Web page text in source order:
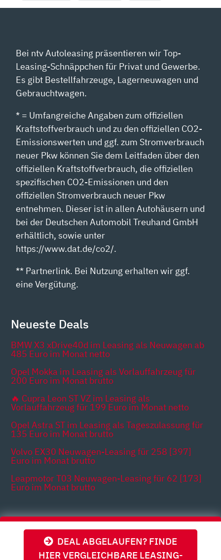
DEAL ABGELAUFEN? FINDE
HIER VERGLEICHBARE LEASING-
Bei ntv Autoleasing präsentieren wir Top-
Leasing-Schnäppchen für Privat und Gewerbe.
Es gibt Bestellfahrzeuge, Lagerneuwagen und
Gebrauchtwagen.
* = Umfangreiche Angaben zum offiziellen
Kraftstoffverbrauch und zu den offiziellen CO2-
Emissionswerten und ggf. zum Stromverbrauch
neuer Pkw können Sie dem Leitfaden über den
offiziellen Kraftstoffverbrauch, die offiziellen
spezifischen CO2-Emissionen und den
offiziellen Stromverbrauch neuer Pkw
entnehmen. Dieser ist in allen Autohäusern und
bei der Deutschen Automobil Treuhand GmbH
erhältlich, sowie unter
https://www.dat.de/co2/.
** Partnerlink. Bei Nutzung erhalten wir ggf.
eine Vergütung.
Neueste Deals
BMW X3 xDrive40d im Leasing als Neuwagen ab
485 Euro im Monat netto
Opel Mokka im Leasing als Vorlauffahrzeug für
200 Euro im Monat brutto
🔥 Cupra Leon ST VZ im Leasing als
Vorlauffahrzeug für 199 Euro im Monat netto
Opel Astra ST im Leasing als Tageszulassung für
135 Euro im Monat brutto
Volvo EX30 Neuwagen-Leasing für 258 [397]
Euro im Monat brutto
Leapmotor T03 Neuwagen-Leasing für 62 [173]
Euro im Monat brutto